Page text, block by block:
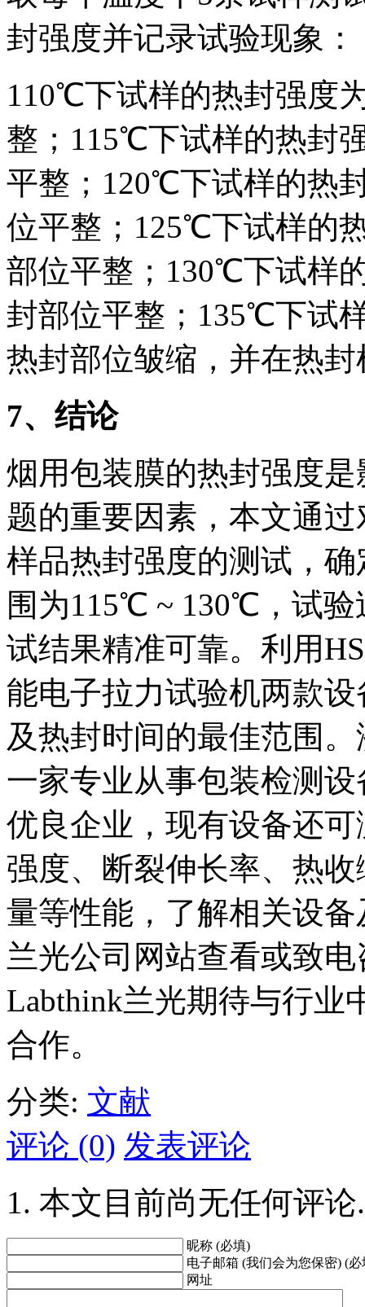
封强度并记录试验现象：
110℃下试样的热封强度
整；115℃下试样的热封
平整；120℃下试样的热
位平整；125℃下试样的
部位平整；130℃下试样
封部位平整；135℃下试
热封部位皱缩，并在热
7、结论
烟用包装膜的热封强度
题的重要因素，本文通
样品热封强度的测试，
围为115℃ ~ 130℃，试
试结果精准可靠。利用
能电子拉力试验机两款
及热封时间的最佳范围
一家专业从事包装检测
优良企业，现有设备还
强度、断裂伸长率、热
量等性能，了解相关设
兰光公司网站查看或致
Labthink兰光期待与行业
合作。
分类: 文献
评论 (0) 发表评论
本文目前尚无任何评论.
昵称 (必填)
电子邮箱 (我们会为您保密) (必
网址